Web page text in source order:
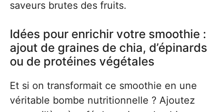
saveurs brutes des fruits.
Idées pour enrichir votre smoothie :
ajout de graines de chia, d’épinards
ou de protéines végétales
Et si on transformait ce smoothie en une
véritable bombe nutritionnelle ? Ajoutez